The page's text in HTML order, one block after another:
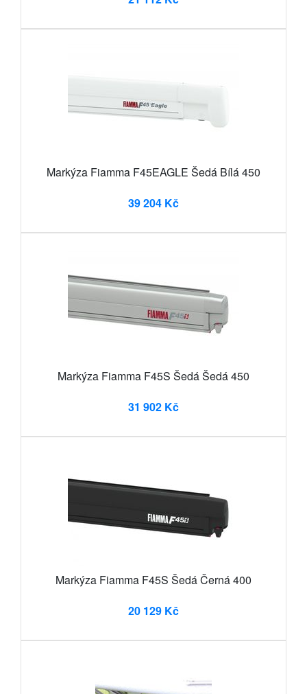
Markýza Fiamma F45EAGLE Šedá Bílá 450
39 204 Kč
Markýza Fiamma F45S Šedá Šedá 450
31 902 Kč
Markýza Fiamma F45S Šedá Černá 400
20 129 Kč